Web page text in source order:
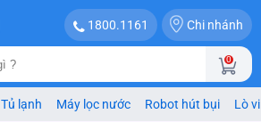
1800.1161 Chi nhánh
0
Tủ lạnh Máy lọc nước Robot hút bụi Lò